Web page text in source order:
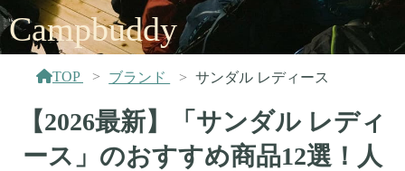
Campbuddy
TOP ブランド サンダル レディース
【2026最新】「サンダル レディ
ース」のおすすめ商品12選！人